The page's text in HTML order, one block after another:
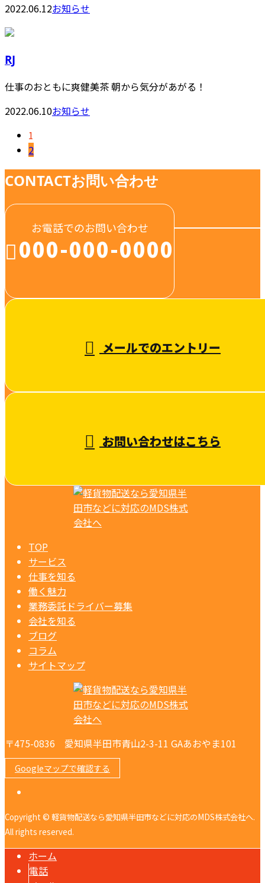
2022.06.12お知らせ
RJ
仕事のおともに爽健美茶 朝から気分があがる！
2022.06.10お知らせ
1
2
CONTACTお問い合わせ
お電話でのお問い合わせ
000-000-0000
メールでのエントリー
お問い合わせはこちら
TOP
サービス
仕事を知る
働く魅力
業務委託ドライバー募集
会社を知る
ブログ
コラム
サイトマップ
〒475-0836 愛知県半田市青山2-3-11 GAあおやま101
Googleマップで確認する
Copyright © 軽貨物配送なら愛知県半田市などに対応のMDS株式会社へ.
All rights reserved.
ホーム
電話